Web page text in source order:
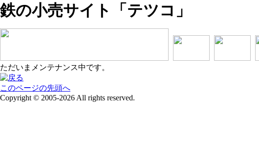
鉄の小売サイト「テツコ」
ただいまメンテナンス中です。
このページの先頭へ
Copyright © 2005-2026 All rights reserved.